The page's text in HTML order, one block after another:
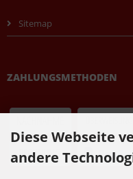
Sitemap
ZAHLUNGSMETHODEN
Diese Webseite
andere